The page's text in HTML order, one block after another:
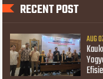
RECENT POST
AUG